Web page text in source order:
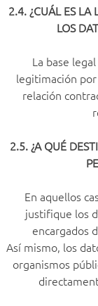
2.4. ¿CUÁL ES LA
LOS
La base
legitimación
relación
2.5. ¿A QUÉ
En aquellos
justifique los
encargados
Así mismo, los
organismos